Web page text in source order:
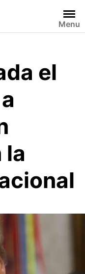
Menu
el
la